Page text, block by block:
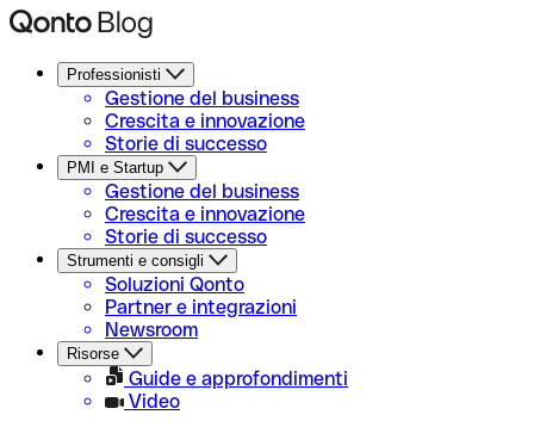
Professionisti
Gestione del business
Crescita e innovazione
Storie di successo
PMI e Startup
Gestione del business
Crescita e innovazione
Storie di successo
Strumenti e consigli
Soluzioni Qonto
Partner e integrazioni
Newsroom
Risorse
Guide e approfondimenti
Video